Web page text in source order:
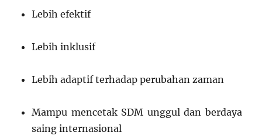
Lebih efektif
Lebih inklusif
Lebih adaptif terhadap perubahan zaman
Mampu mencetak SDM unggul dan berdaya
saing internasional